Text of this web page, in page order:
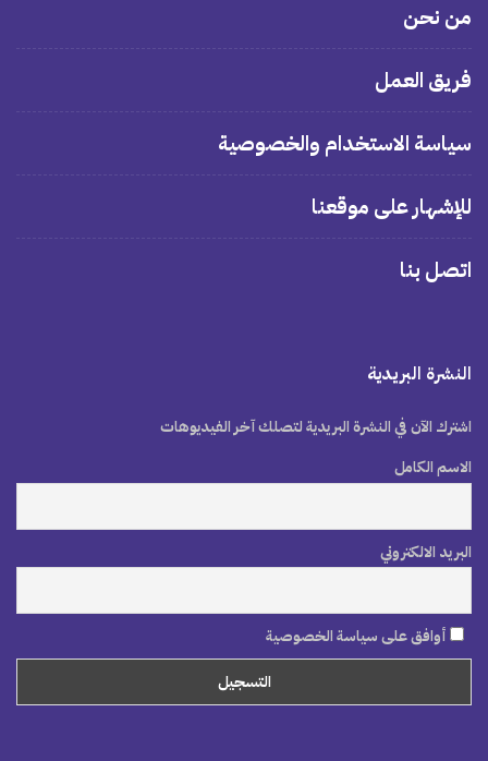
من نحن
فريق العمل
سياسة الاستخدام والخصوصية
للإشهار على موقعنا
اتصل بنا
النشرة البريدية
اشترك الآن في النشرة البريدية لتصلك آخر الفيديوهات
الاسم الكامل
البريد الالكتروني
أوافق على سياسة الخصوصية